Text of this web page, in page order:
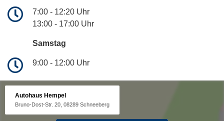
7:00 - 12:20 Uhr
13:00 - 17:00 Uhr
Samstag
9:00 - 12:00 Uhr
Autohaus Hempel
Bruno-Dost-Str. 20, 08289 Schneeberg